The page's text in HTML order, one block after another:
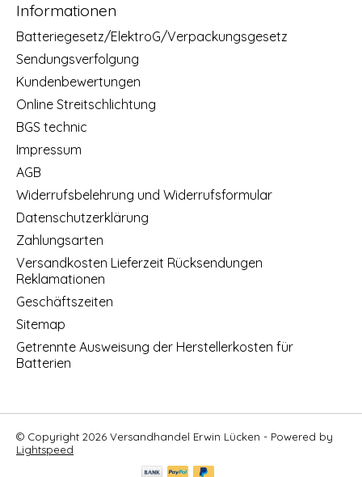
Informationen
Batteriegesetz/ElektroG/Verpackungsgesetz
Sendungsverfolgung
Kundenbewertungen
Online Streitschlichtung
BGS technic
Impressum
AGB
Widerrufsbelehrung und Widerrufsformular
Datenschutzerklärung
Zahlungsarten
Versandkosten Lieferzeit Rücksendungen
Reklamationen
Geschäftszeiten
Sitemap
Getrennte Ausweisung der Herstellerkosten für
Batterien
© Copyright 2026 Versandhandel Erwin Lücken - Powered by
Lightspeed